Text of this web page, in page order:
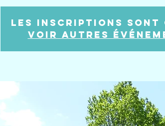
Les inscriptions sont
Voir autres